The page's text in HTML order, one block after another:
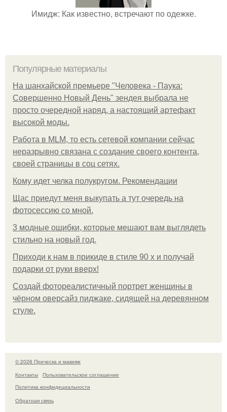
Имидж: Как известно, встречают по одежке.
Популярные материалы
На шанхайской премьере "Человека - Паука:
Совершенно Новый День" зендея выбрала не
просто очередной наряд, а настоящий артефакт
высокой моды.
Работа в MLM, то есть сетевой компании сейчас
неразрывно связана с создание своего контента,
своей страницы в соц сетях.
Кому идет челка полукругом. Рекомендации
Щас приедут меня выкупать а тут очередь на
фотосессию со мной.
3 модные ошибки, которые мешают вам выглядеть
стильно на новый год.
Приходи к нам в прикиде в стиле 90 х и получай
подарки от руки вверх!
Создай фотореалистичный портрет женщины в
чёрном оверсайз пиджаке, сидящей на деревянном
стуле.
© 2026 Прическа и макияж
Контакты
Пользовательское соглашение
Политика конфидециальности
Обратная связь